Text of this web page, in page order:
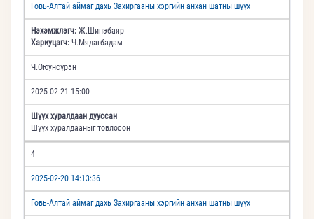
Говь-Алтай аймаг дахь Захиргааны хэргийн анхан шатны шүүх
Нэхэмжлэгч: Ж.Шинэбаяр
Хариуцагч: Ч.Мядагбадам
Ч.Оюунсүрэн
2025-02-21 15:00
Шүүх хуралдаан дууссан
Шүүх хуралдааныг товлосон
4
2025-02-20 14:13:36
Говь-Алтай аймаг дахь Захиргааны хэргийн анхан шатны шүүх